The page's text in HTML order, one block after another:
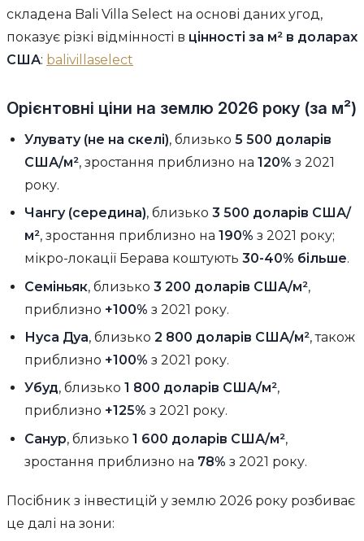
складена Bali Villa Select на основі даних угод,
показує різкі відмінності в цінності за м² в доларах
США: balivillaselect
Орієнтовні ціни на землю 2026 року (за м²)
Улувату (не на скелі), близько5 500 доларів
США/м², зростання приблизно на120% з 2021
року.
Чангу (середина), близько3 500 доларів США/
м², зростання приблизно на190% з 2021 року;
мікро-локації Берава коштують30-40% більше.
Семіньяк, близько3 200 доларів США/м²,
приблизно +100% з 2021 року.
Нуса Дуа, близько2 800 доларів США/м², також
приблизно +100% з 2021 року.
Убуд, близько1 800 доларів США/м²,
приблизно +125% з 2021 року.
Санур, близько1 600 доларів США/м²,
зростання приблизно на 78% з 2021 року.
Посібник з інвестицій у землю 2026 року розбиває
це далі на зони: